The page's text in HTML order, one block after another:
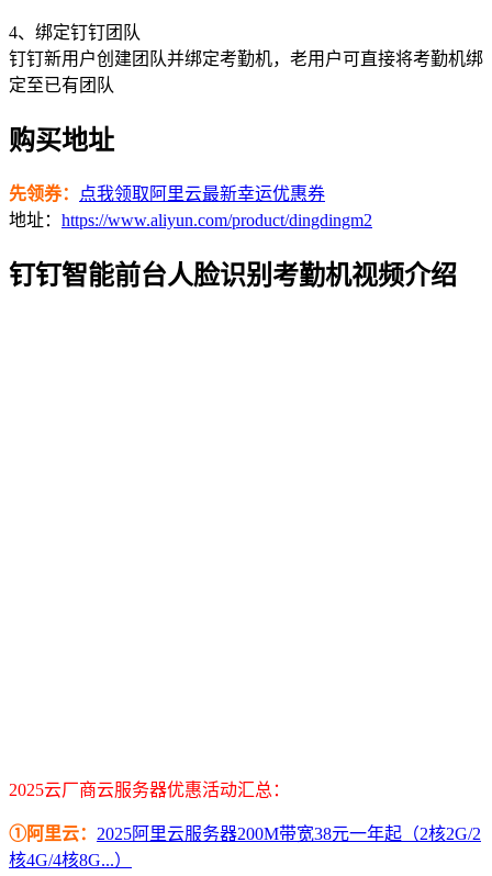
4、绑定钉钉团队
钉钉新用户创建团队并绑定考勤机，老用户可直接将考勤机绑
定至已有团队
购买地址
先领券：
点我领取阿里云最新幸运优惠券
地址： https://www.aliyun.com/product/dingdingm2
钉钉智能前台人脸识别考勤机视频介绍
2025云厂商云服务器优惠活动汇总：
①阿里云： 2025阿里云服务器200M带宽38元一年起（2核2G/2
核4G/4核8G...）